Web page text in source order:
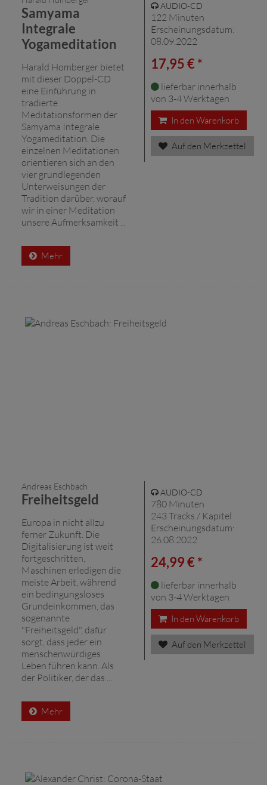
Samyama
Integrale
Yogameditation
Harald Homberger bietet
mit dieser Doppel-CD
eine Einführung in
tradierte
Meditationsformen der
Samyama Integrale
Yogameditation. Die
einzelnen Meditationen
orientieren sich an den
vier grundlegenden
Unterweisungen der
Tradition darüber, worauf
wir in einer Meditation
unsere Aufmerksamkeit ...
Mehr
AUDIO-CD
122 Minuten
Erscheinungsdatum:
08.09.2022
17,95 € *
lieferbar innerhalb
von 3-4 Werktagen
In den Warenkorb
Auf den Merkzettel
Andreas Eschbach
Freiheitsgeld
Europa in nicht allzu
ferner Zukunft. Die
Digitalisierung ist weit
fortgeschritten,
Maschinen erledigen die
meiste Arbeit, während
ein bedingungsloses
Grundeinkommen, das
sogenannte
"Freiheitsgeld", dafür
sorgt, dass jeder ein
menschenwürdiges
Leben führen kann. Als
der Politiker, der das ...
Mehr
AUDIO-CD
780 Minuten
243 Tracks / Kapitel
Erscheinungsdatum:
26.08.2022
24,99 € *
lieferbar innerhalb
von 3-4 Werktagen
In den Warenkorb
Auf den Merkzettel